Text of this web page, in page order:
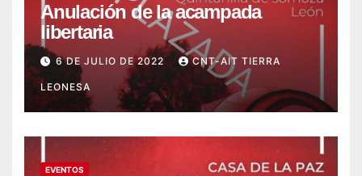
Anulación de la acampada
libertaria
6 DE JULIO DE 2022 CNT-AIT TIERRA
LEONESA
EVENTOS